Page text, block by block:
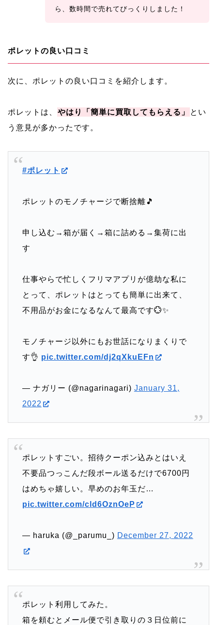
ら、数時間で売れてびっくりしました！
ポレットの良い口コミ
次に、ポレットの良い口コミを紹介します。
ポレットは、 やはり「簡単に買取してもらえる」
とい
う意見が多かったです。
#ポレット
ポレットのモノチャージで断捨離🎵
申し込む→箱が届く→箱に詰める→集荷に出
す
仕事やらで忙しくフリマアプリが億劫な私に
とって、ポレットはとっても簡単に出来て、
不用品がお金になるなんて最高です💮✨
モノチャージ以外にもお世話になりまくりで
す👌 pic.twitter.com/dj2qXkuEFn
— ナガリー (@nagarinagari) January 31,
2022
ポレットすごい。招待クーポン込みとはいえ
不要品つっこんだ段ボール送るだけで6700円
はめちゃ嬉しい。早めのお年玉だ…
pic.twitter.com/cld6OznOeP
— haruka (@_parumu_) December 27, 2022
ポレット利用してみた。
箱を頼むとメール便で引き取りの３日位前に